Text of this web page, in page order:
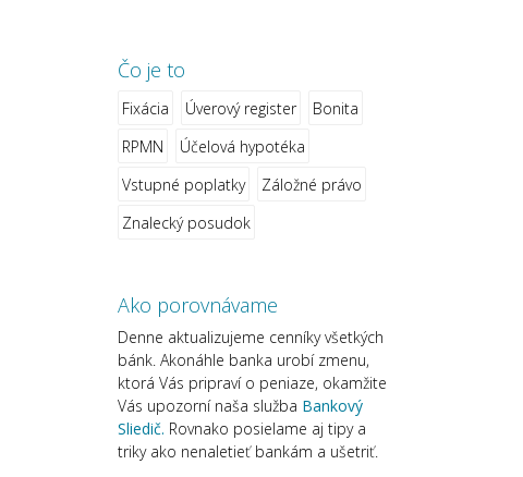
Čo je to
Fixácia Úverový register
Bonita
RPMN
Účelová hypotéka
Vstupné poplatky
Záložné právo
Znalecký posudok
Ako porovnávame
Denne aktualizujeme cenníky všetkých
bánk. Akonáhle banka urobí zmenu,
ktorá Vás pripraví o peniaze, okamžite
Vás upozorní naša služba Bankový
Sliedič. Rovnako posielame aj tipy a
triky ako nenaletieť bankám a ušetriť.